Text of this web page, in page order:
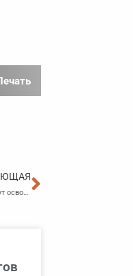
Уссурийские спасатели, действующие в условиях оправданного риска или крайней необходимости, могут освобождаться от ответственности за причинение ущерба и вреда здоровью